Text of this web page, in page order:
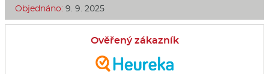
Objednáno: 9. 9. 2025
Ověřený zákazník